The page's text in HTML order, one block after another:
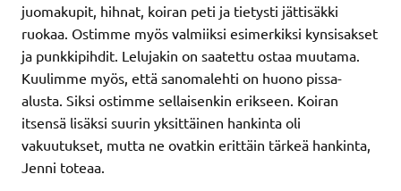
juomakupit, hihnat, koiran peti ja tietysti jättisäkki
ruokaa. Ostimme myös valmiiksi esimerkiksi kynsisakset
ja punkkipihdit. Lelujakin on saatettu ostaa muutama.
Kuulimme myös, että sanomalehti on huono pissa-
alusta. Siksi ostimme sellaisenkin erikseen. Koiran
itsensä lisäksi suurin yksittäinen hankinta oli
vakuutukset, mutta ne ovatkin erittäin tärkeä hankinta,
Jenni toteaa.